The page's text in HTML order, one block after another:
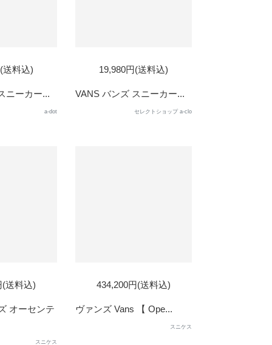
送料込)
ニーカー...
a-dot
SOLD
OUT
19,980円(送料込)
VANS バンズ スニーカー...
セレクトショップ a-clo
(送料込)
オーセンテ
スニケス
434,200円(送料込)
ヴァンズ Vans 【 Ope...
スニケス